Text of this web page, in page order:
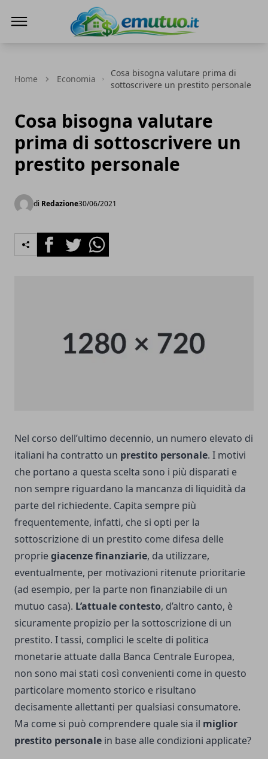
Home Economia
Cosa bisogna valutare prima di
sottoscrivere un prestito personale
Cosa bisogna valutare
prima di sottoscrivere un
prestito personale
di Redazione30/06/2021
FacebookTwitterWhatsapp
Nel corso dell’ultimo decennio, un numero elevato di
italiani ha contratto un prestito personale. I motivi
che portano a questa scelta sono i più disparati e
non sempre riguardano la mancanza di liquidità da
parte del richiedente. Capita sempre più
frequentemente, infatti, che si opti per la
sottoscrizione di un prestito come difesa delle
propriegiacenze finanziarie, da utilizzare,
eventualmente, per motivazioni ritenute prioritarie
(ad esempio, per la parte non finanziabile di un
mutuo casa). L’attuale contesto, d’altro canto, è
sicuramente propizio per la sottoscrizione di un
prestito. I tassi, complici le scelte di politica
monetarie attuate dalla Banca Centrale Europea,
non sono mai stati così convenienti come in questo
particolare momento storico e risultano
decisamente allettanti per qualsiasi consumatore.
Ma come si può comprendere quale sia il miglior
prestito personale in base alle condizioni applicate?